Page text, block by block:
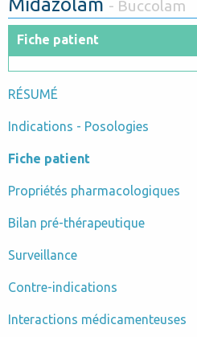
Midazolam - Buccolam
Fiche patient
RÉSUMÉ
Indications - Posologies
Fiche patient
Propriétés pharmacologiques
Bilan pré-thérapeutique
Surveillance
Contre-indications
Interactions médicamenteuses